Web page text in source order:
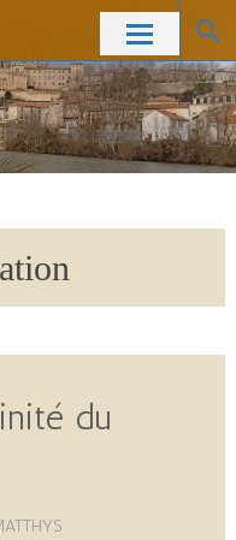
Skip
to
content
du